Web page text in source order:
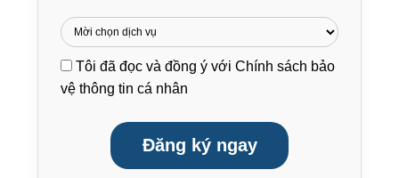
Tôi đã đọc và đồng ý vớiChính sách bảo
vệ thông tin cá nhân
Đăng ký ngay